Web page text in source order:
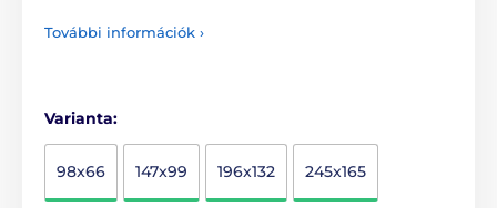
További információk ›
Varianta:
98x66 147x99 196x132 245x165